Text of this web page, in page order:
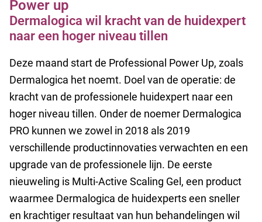
Power up
Dermalogica wil kracht van de huidexpert
naar een hoger niveau tillen
Deze maand start de Professional Power Up, zoals
Dermalogica het noemt. Doel van de operatie: de
kracht van de professionele huidexpert naar een
hoger niveau tillen. Onder de noemer Dermalogica
PRO kunnen we zowel in 2018 als 2019
verschillende productinnovaties verwachten en een
upgrade van de professionele lijn. De eerste
nieuweling is Multi-Active Scaling Gel, een product
waarmee Dermalogica de huidexperts een sneller
en krachtiger resultaat van hun behandelingen wil